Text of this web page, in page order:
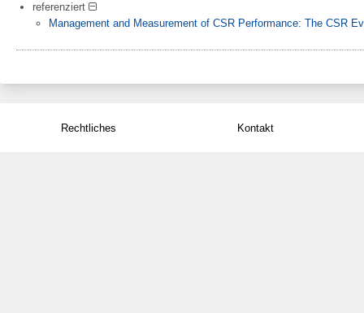
referenziert
Management and Measurement of CSR Performance: The CSR
Rechtliches Kontakt